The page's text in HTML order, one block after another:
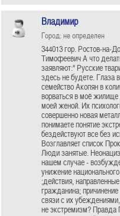
Владимир
Город: не определен
344013 гор. Ростов-на-
Тимофеевич А что
заявляют:" Русские
здесь не будете. Глаза
семейство Акопян в
ворваться в моё
моей женой. Их
совершенно новая
понимаете понятие
бездействуют все без
Возглавляет список
Люди занятые.
нашем случае -
унижение
;действия,
гражданина;
связи с их
не экстремизм? Правда